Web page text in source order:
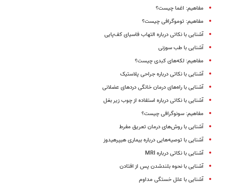
مفاهیم: اغما چیست؟
مفاهیم: توموگرافی چیست؟
آشنایی با نکاتی درباره التهاب فاسیای کف‌پایی
آشنایی با طب سوزنی
مفاهیم: لکه‌های کبدی چیست؟
آشنایی با نکاتی درباره جراحی پلاستیک
آشنایی با راه‌های درمان خانگی دردهای عضلانی
آشنایی با نکاتی درباره استفاده از چوب زیر بغل
مفاهیم: سونوگرافی چیست؟
آشنایی با روش‌های درمان تعریق مفرط
آشنایی با توصیه‌هایی درباره بیماری هیپرهیدوز
آشنایی با نکاتی درباره MRI
آشنایی با نحوه بلندشدن پس از افتادن
آشنایی با علل خستگی مداوم